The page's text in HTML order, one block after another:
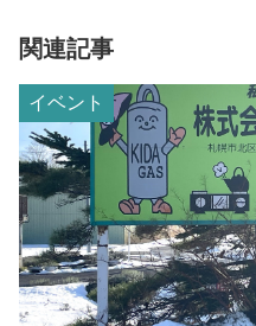
関連記事
イベント